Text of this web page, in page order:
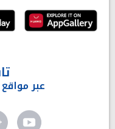
عبر